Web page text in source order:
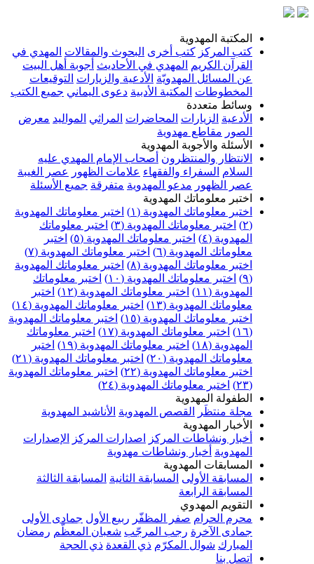
المهدوية
كتب أخرى البحوث والمقالات المهدي في
المهدي في الأحاديث أجوبة أهل البيت
المسائل المهدويّة الأدعية والزيارات التوقيعات
المكتبة الأدبية دعوى اليماني جميع الكتب
متعددة
الزيارات المحاضرات المراثي المواليد معرض
مقاطع مهدوية
والأجوبة المهدوية
والمنتظرون أصحاب الإمام المهدي عليه
السفراء والفقهاء علامات الظهور عصر الغيبة
مدعو المهدوية متفرقة جميع الأسئلة
معلوماتك المهدوية
معلوماتك المهدوية (١)
اختبر معلوماتك المهدوية
اختبر معلوماتك المهدوية (٣)
اختبر معلوماتك
اختبر معلوماتك المهدوية (٥)
اختبر
المهدوية (٦)
اختبر معلوماتك المهدوية (٧)
معلوماتك المهدوية (٨)
اختبر معلوماتك المهدوية
اختبر معلوماتك المهدوية (١٠)
اختبر معلوماتك
اختبر معلوماتك المهدوية (١٢)
اختبر
المهدوية (١٣)
اختبر معلوماتك المهدوية (١٤)
معلوماتك المهدوية (١٥)
اختبر معلوماتك المهدوية
اختبر معلوماتك المهدوية (١٧)
اختبر معلوماتك
اختبر معلوماتك المهدوية (١٩)
اختبر
المهدوية (٢٠)
اختبر معلوماتك المهدوية (٢١)
معلوماتك المهدوية (٢٢)
اختبر معلوماتك المهدوية
اختبر معلوماتك المهدوية (٢٤)
المهدوية
منتظَر
القصص المهدوية الأناشيد المهدوية
المهدوية
ونشاطات المركز اصدارات المركز الإصدارات
أخبار ونشاطات مهدوية
المهدوية
الأولى المسابقة الثانية المسابقة الثالثة
الرابعة
المهدوي
الحرام
صفر المظفّر ربيع الأول جمادى الأولى
رجب المرجّب شعبان المعظّم رمضان
شوال المكرّم ذي القعدة ذي الحجة